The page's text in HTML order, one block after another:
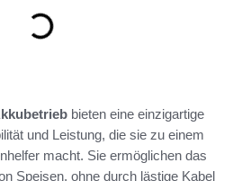
bieten eine einzigartige
und Leistung, die sie zu einem
macht. Sie ermöglichen das
Speisen, ohne durch lästige Kabel